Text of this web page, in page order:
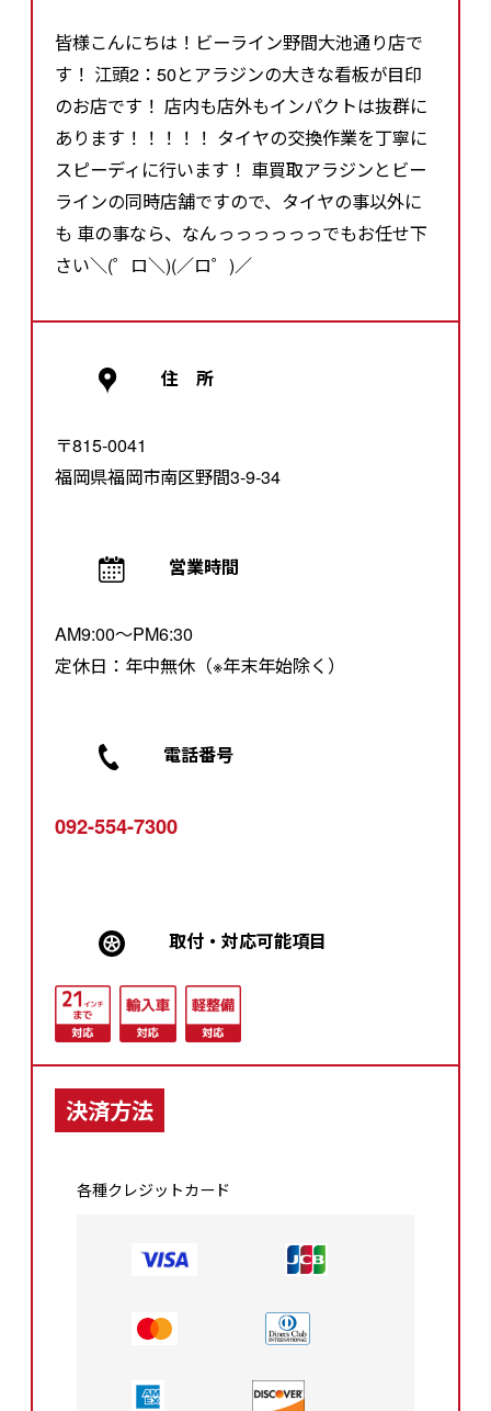
皆様こんにちは！ビーライン野間大池通り店で
す！ 江頭2：50とアラジンの大きな看板が目印
のお店です！ 店内も店外もインパクトは抜群に
あります！！！！！ タイヤの交換作業を丁寧に
スピーディに行います！ 車買取アラジンとビー
ラインの同時店舗ですので、タイヤの事以外に
も 車の事なら、なんっっっっっっでもお任せ下
さい＼(゜ロ＼)(／ロ゜)／
住 所
〒815-0041
福岡県福岡市南区野間3-9-34
営業時間
AM9:00～PM6:30
定休日：年中無休（※年末年始除く）
電話番号
092-554-7300
取付・対応可能項⽬
決済方法
各種クレジットカード